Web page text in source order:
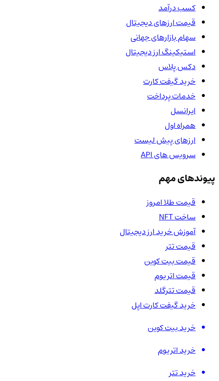
کسب درآمد
قیمت ارزهای دیجیتال
سهام بازارهای جهانی
استیکینگ ارز دیجیتال
دکس پلاس
خرید گیفت کارت
خدمات پرداخت
ایرانسل
همراه اول
ارزهای پیش لیست
سرویس های API
پیوندهای مهم
قیمت طلا امروز
ساخت NFT
آموزش خرید ارز دیجیتال
قیمت تتر
قیمت بیت کوین
قیمت اتریوم
قیمت تترگلد
خرید گیفت کارت اپل
خرید بیت کوین
خرید اتریوم
خرید تتر